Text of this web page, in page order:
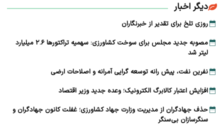
دیگر اخبار
روزی تلخ برای تقدیر از خبرنگاران
مصوبه جدید مجلس برای سوخت کشاورزی: سهمیه تراکتورها ۲.۶ میلیارد
لیتر شد
نفرین نفت، پیش رانه توسعه ‌گرایی آمرانه و اصلاحات ارضی
افزایش اعتبار کالابرگ الکترونیک؛ وعده جدید وزیر اقتصاد
حذف جهادگران از مدیریت وزارت جهاد کشاورزی؛ غفلت کانون جهادگران و
سنگرسازان بی‌سنگر